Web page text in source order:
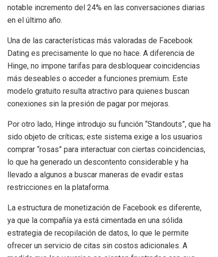
notable incremento del 24% en las conversaciones diarias
en el último año.
Una de las características más valoradas de Facebook
Dating es precisamente lo que no hace. A diferencia de
Hinge, no impone tarifas para desbloquear coincidencias
más deseables o acceder a funciones premium. Este
modelo gratuito resulta atractivo para quienes buscan
conexiones sin la presión de pagar por mejoras.
Por otro lado, Hinge introdujo su función “Standouts”, que ha
sido objeto de críticas; este sistema exige a los usuarios
comprar “rosas” para interactuar con ciertas coincidencias,
lo que ha generado un descontento considerable y ha
llevado a algunos a buscar maneras de evadir estas
restricciones en la plataforma.
La estructura de monetización de Facebook es diferente,
ya que la compañía ya está cimentada en una sólida
estrategia de recopilación de datos, lo que le permite
ofrecer un servicio de citas sin costos adicionales. A